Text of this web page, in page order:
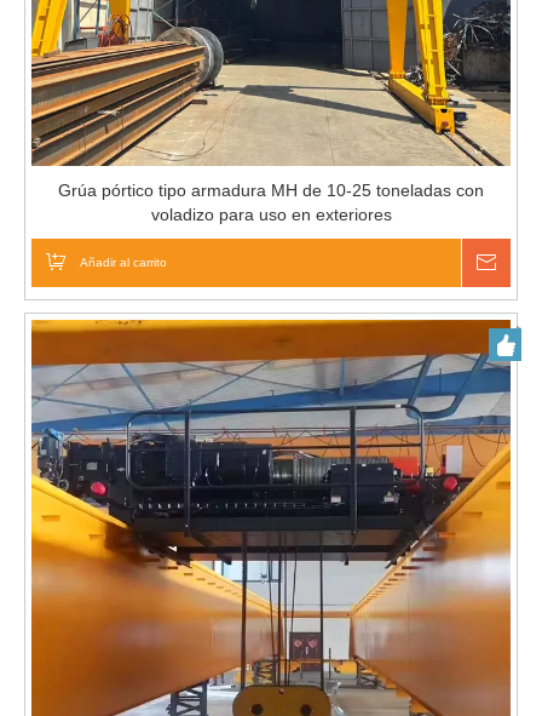
Grúa pórtico tipo armadura MH de 10-25 toneladas con
voladizo para uso en exteriores
Añadir al carrito